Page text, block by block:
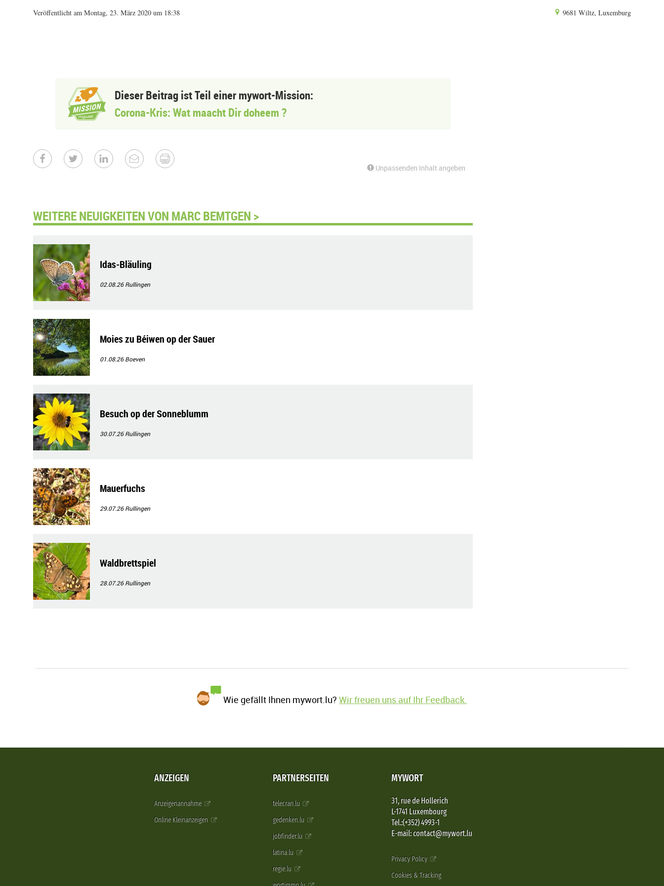
Veröffentlicht am Montag, 23. März 2020 um 18:38 9681 Wiltz, Luxemburg
Dieser Beitrag ist Teil einer mywort-Mission:
Corona-Kris: Wat maacht Dir doheem ?
Unpassenden Inhalt angeben
WEITERE NEUIGKEITEN VON MARC BEMTGEN >
Idas-Bläuling
02.08.26Rullingen
Moies zu Béiwen op der Sauer
01.08.26Boeven
Besuch op der Sonneblumm
30.07.26Rullingen
Mauerfuchs
29.07.26Rullingen
Waldbrettspiel
28.07.26Rullingen
Wie gefällt Ihnen mywort.lu?Wir freuen uns auf Ihr Feedback.
ANZEIGEN
Anzeigenannahme
Online Kleinanzeigen
PARTNERSEITEN
telecran.lu
gedenken.lu
jobfinder.lu
latina.lu
regie.lu
MYWORT
31, rue de Hollerich
L-1741 Luxembourg
Tel.:(+352) 4993-1
E-mail: contact@mywort.lu
Privacy Policy
Cookies & Tracking